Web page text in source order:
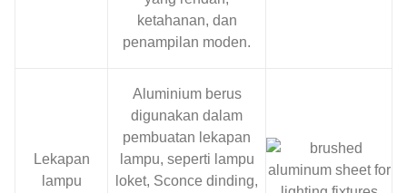
ketahanan, dan
penampilan moden.
Lekapan
lampu
Aluminium berus
digunakan dalam
pembuatan lekapan
lampu, seperti lampu
loket, Sconce dinding,